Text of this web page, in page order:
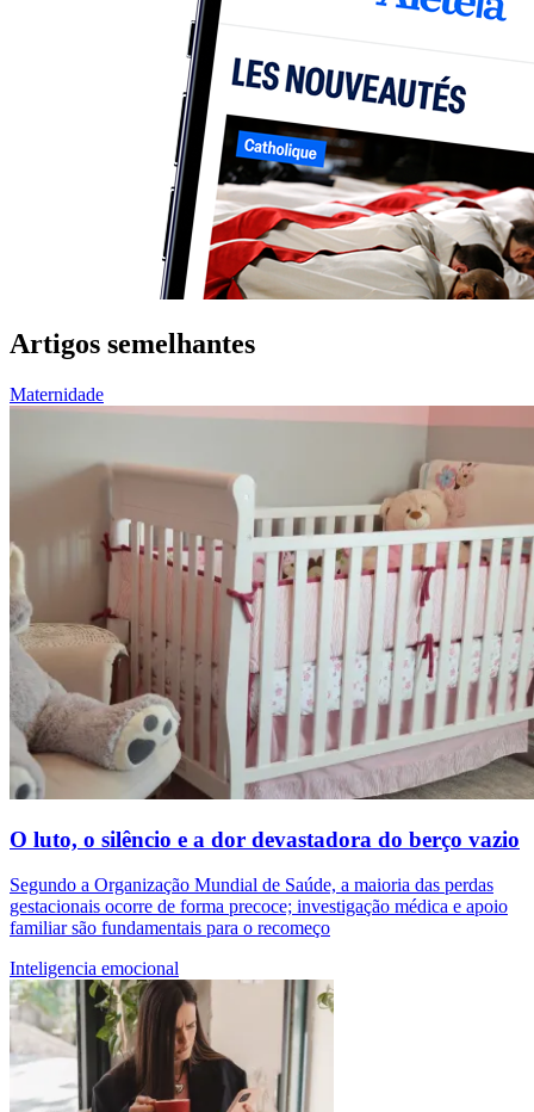
Artigos semelhantes
Maternidade
O luto, o silêncio e a dor devastadora do berço vazio
Segundo a Organização Mundial de Saúde, a maioria das perdas
gestacionais ocorre de forma precoce; investigação médica e apoio
familiar são fundamentais para o recomeço
Inteligencia emocional